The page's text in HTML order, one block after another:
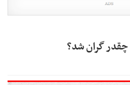
گران شد؟